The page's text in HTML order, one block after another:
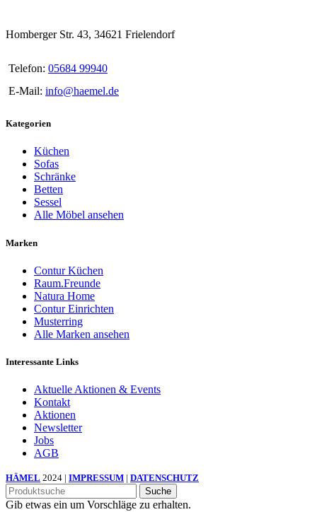
Homberger Str. 43, 34621 Frielendorf
Telefon: 05684 99940
E-Mail: info@haemel.de
Kategorien
Küchen
Sofas
Schränke
Betten
Sessel
Alle Möbel ansehen
Marken
Contur Küchen
Raum.Freunde
Natura Home
Contur Einrichten
Musterring
Alle Marken ansehen
Interessante Links
Aktuelle Aktionen & Events
Kontakt
Aktionen
Newsletter
Jobs
AGB
HÄMEL 2024 | IMPRESSUM | DATENSCHUTZ
Suche
Gib etwas ein um Vorschläge zu erhalten.